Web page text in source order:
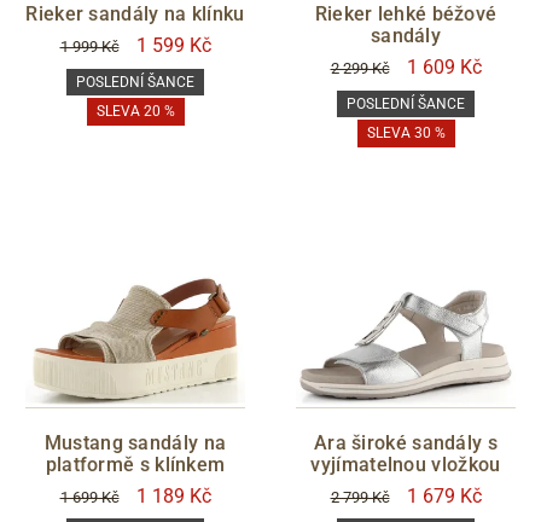
Rieker sandály na klínku
1 999 Kč 1 599 Kč
POSLEDNÍ ŠANCE
SLEVA 20 %
Rieker lehké béžové
sandály
2 299 Kč 1 609 Kč
POSLEDNÍ ŠANCE
SLEVA 30 %
Mustang sandály na
platformě s klínkem
1 699 Kč 1 189 Kč
Ara široké sandály s
vyjímatelnou vložkou
2 799 Kč 1 679 Kč